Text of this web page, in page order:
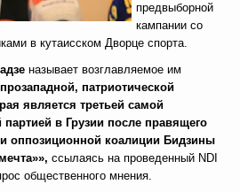
предвыборной
кампании со
в кутаисском Дворце спорта.
называет возглавляемое им
патриотической
является третьей самой
в Грузии после правящего
оппозиционной коалиции Бидзины
ссылаясь на проведенный NDI
общественного мнения.